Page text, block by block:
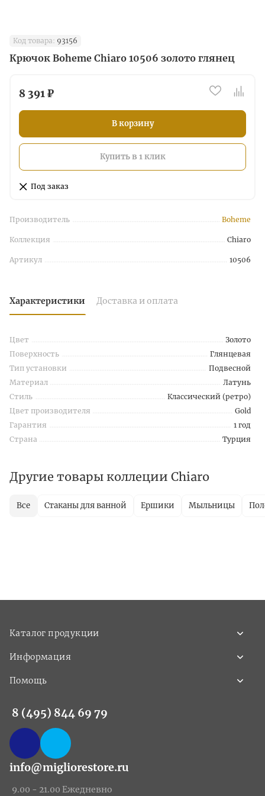
Код товара: 93156
Крючок Boheme Chiaro 10506 золото глянец
8 391 ₽
В корзину
Купить в 1 клик
Под заказ
Производитель Boheme
Коллекция Chiaro
Артикул 10506
Характеристики Доставка и оплата
Цвет
Золото
Поверхность
Глянцевая
Тип установки
Подвесной
Материал
Латунь
Стиль
Классический (ретро)
Цвет производителя
Gold
Гарантия
1 год
Страна
Турция
Другие товары коллеции Chiaro
Все Стаканы для ванной Ершики Мыльницы
Каталог продукции
Информация
Помощь
8 (495) 844 69 79
info@migliorestore.ru
9.00 - 21.00 Ежедневно